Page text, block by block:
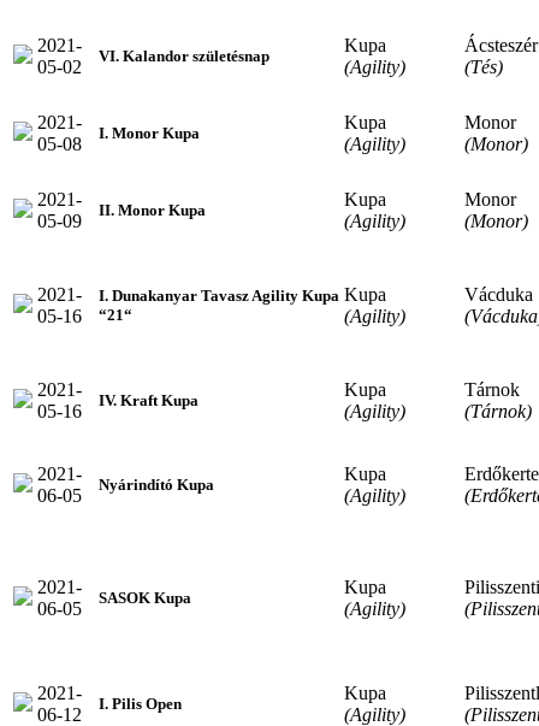
2021-
05-02
VI. Kalandor születésnap
Kupa
(Agility)
Ácsteszér
(Tés)
2021-
05-08
I. Monor Kupa
Kupa
(Agility)
Monor
(Monor)
2021-
05-09
II. Monor Kupa
Kupa
(Agility)
Monor
(Monor)
2021-
05-16
I. Dunakanyar Tavasz Agility Kupa
“21“
Kupa
(Agility)
Vácduka
2021-
05-16
IV. Kraft Kupa
Kupa
(Agility)
Tárnok
(Tárnok)
2021-
06-05
Nyárindító Kupa
Kupa
(Agility)
2021-
06-05
SASOK Kupa
Kupa
(Agility)
2021-
06-12
I. Pilis Open
Kupa
(Agility)